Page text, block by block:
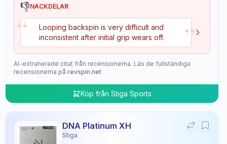
👎NACKDELAR
“
Looping backspin is very difficult and
inconsistent after initial grip wears off.
”
AI-extraherade citat från recensionerna. Läs de fullständiga
recensionerna på revspin.net
Köp från Stiga Sports
DNA Platinum XH
Stiga